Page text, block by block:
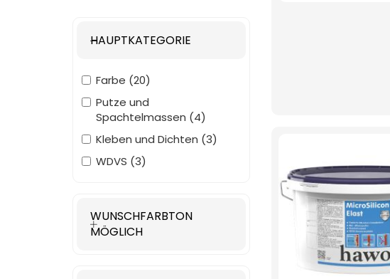
HAUPTKATEGORIE
Farbe 20
Putze und
Spachtelmassen
4
Kleben und Dichten 3
WDVS 3
WUNSCHFARBTON
MÖGLICH